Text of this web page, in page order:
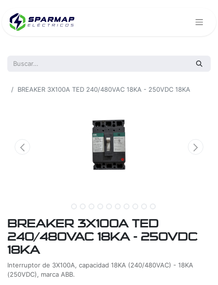
BREAKER 3X100A TED 240/480VAC 18KA - 250VDC 18KA
BREAKER 3X100A TED
240/480VAC 18KA - 250VDC
18KA
Interruptor de 3X100A, capacidad 18KA (240/480VAC) - 18KA
(250VDC), marca ABB.